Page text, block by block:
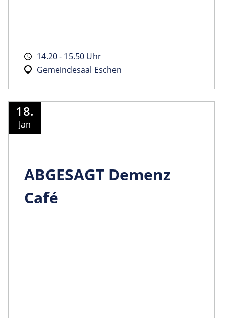
14.20 - 15.50 Uhr
Gemeindesaal Eschen
18.
Jan
ABGESAGT Demenz
Café